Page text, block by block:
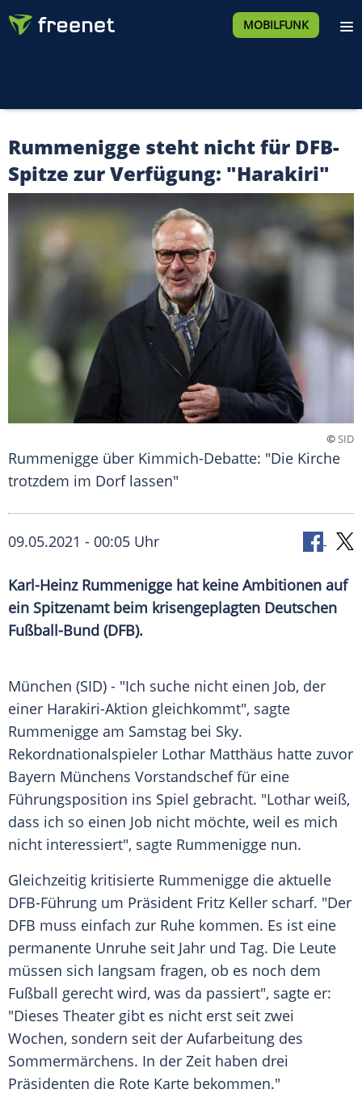
MOBILFUNK
Rummenigge steht nicht für DFB-
Spitze zur Verfügung: "Harakiri"
©SID
Rummenigge über Kimmich-Debatte: "Die Kirche
trotzdem im Dorf lassen"
09.05.2021 - 00:05 Uhr
Karl-Heinz Rummenigge hat keine Ambitionen auf
ein Spitzenamtbeim krisengeplagten Deutschen
Fußball-Bund (DFB).
München (SID) - "Ich suche nicht einen Job, der
einer Harakiri-Aktion gleichkommt", sagte
Rummenigge am Samstag bei Sky.
Rekordnationalspieler Lothar Matthäus hatte zuvor
Bayern Münchens Vorstandscheffür eine
Führungsposition ins Spiel gebracht. "Lothar weiß,
dass ich so einen Job nicht möchte, weil es mich
nicht interessiert", sagte Rummenigge nun.
Gleichzeitig kritisierte Rummenigge die aktuelle
DFB-Führung um Präsident Fritz Keller scharf. "Der
DFB muss einfach zur Ruhe kommen. Es ist eine
permanente Unruhe seit Jahr und Tag. Die Leute
müssen sich langsam fragen, ob es noch dem
Fußball gerecht wird, was da passiert", sagte er:
"Dieses Theater gibt es nicht erst seit zwei
Wochen, sondern seit der Aufarbeitung des
Sommermärchens. In der Zeit haben drei
Präsidenten die Rote Karte bekommen."